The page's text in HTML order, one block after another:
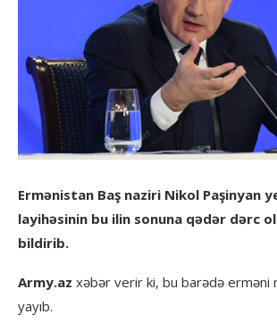
Ermənistan Baş naziri Nikol Paşinyan
layihəsinin bu ilin sonuna qədər dərc
bildirib.
Army.az xəbər verir ki, bu barədə erməni
yayıb.